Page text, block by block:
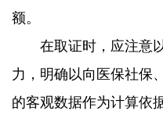
额。
在取证时，应注意以
力，明确以向医保社保
的客观数据作为计算依